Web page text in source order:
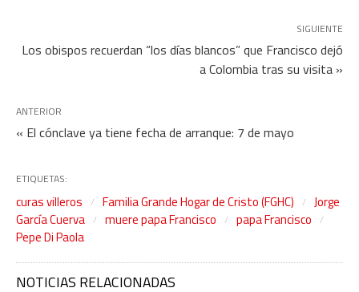
SIGUIENTE
Los obispos recuerdan “los días blancos” que Francisco dejó
a Colombia tras su visita »
ANTERIOR
« El cónclave ya tiene fecha de arranque: 7 de mayo
ETIQUETAS:
curas villeros Familia Grande Hogar de Cristo (FGHC)
Jorge
García Cuerva
muere papa Francisco
papa Francisco
Pepe Di Paola
NOTICIAS RELACIONADAS